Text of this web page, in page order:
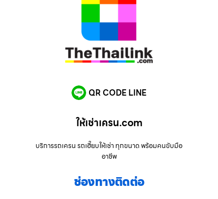
QR CODE LINE
ให้เช่าเครน.com
บริการรถเครน รถเฮี๊ยบให้เช่า ทุกขนาด พร้อมคนขับมือ
อาชีพ
ช่องทางติดต่อ